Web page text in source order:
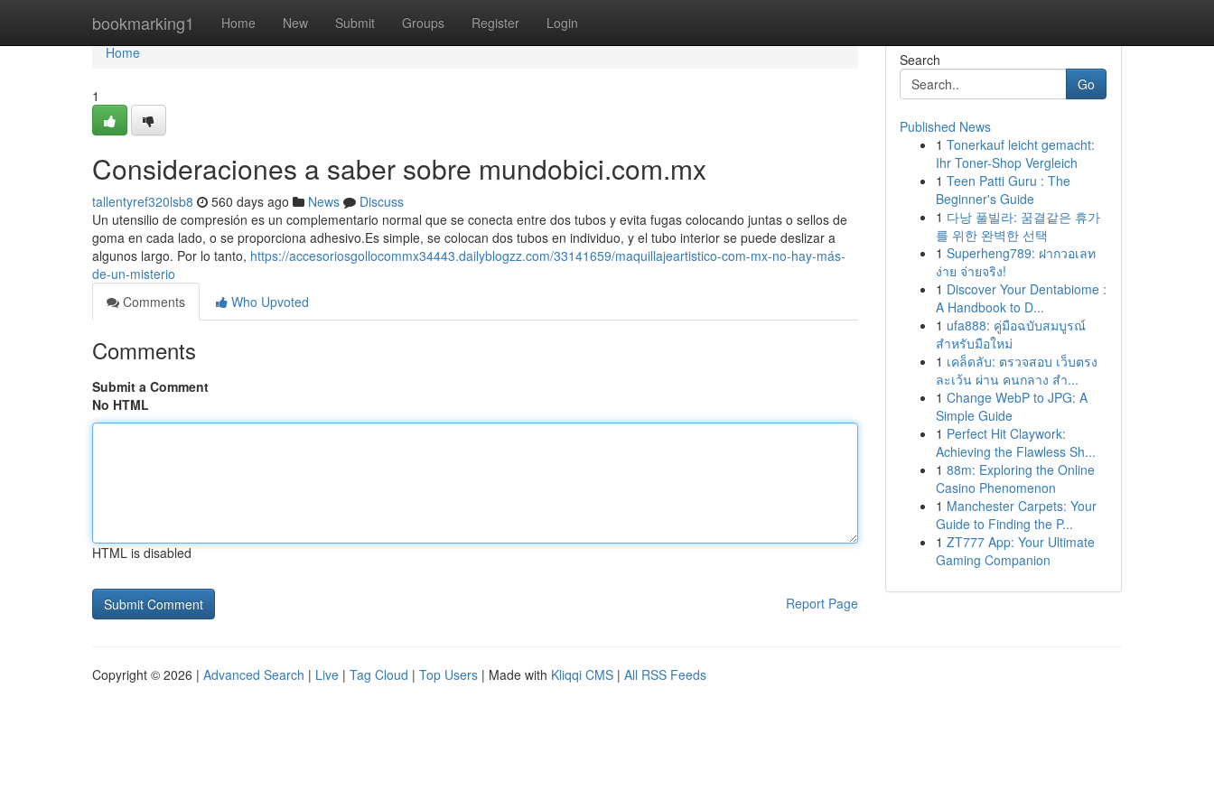
bookmarking1 Home New Submit Groups Register Login
Home
Home
1
Consideraciones a saber sobre mundobici.com.mx
tallentyref320lsb8 560 days ago News
Discuss
Un utensilio de compresión es un complementario normal que se conecta entre dos tubos y evita fugas colocando juntas o sellos de
goma en cada lado, o se proporciona adhesivo.Es simple, se colocan dos tubos en individuo, y el tubo interior se puede deslizar a
algunos largo. Por lo tanto, https://accesoriosgollocommx34443.dailyblogzz.com/33141659/maquillajeartistico-com-mx-no-hay-más-
de-un-misterio
Comments
Who Upvoted
Comments
Submit a Comment
No HTML
HTML is disabled
Report Page
Search
Go
Published News
1 Tonerkauf leicht gemacht:
Ihr Toner-Shop Vergleich
1 Teen Patti Guru : The
Beginner's Guide
1 다낭 풀빌라: 꿈결같은 휴가
를 위한 완벽한 선택
1 Superheng789: ฝากวอเลท
ง่าย จ่ายจริง!
1 Discover Your Dentabiome :
A Handbook to D...
1 ufa888: คู่มือฉบับสมบูรณ์
สำหรับมือใหม่
1 เคล็ดลับ: ตรวจสอบ เว็บตรง
ละเว้น ผ่าน คนกลาง สำ...
1 Change WebP to JPG: A
Simple Guide
1 Perfect Hit Claywork:
Achieving the Flawless Sh...
1 88m: Exploring the Online
Casino Phenomenon
1 Manchester Carpets: Your
Guide to Finding the P...
1 ZT777 App: Your Ultimate
Gaming Companion
Copyright © 2026 | Advanced Search | Live | Tag Cloud | Top Users | Made with Kliqqi CMS | All RSS Feeds